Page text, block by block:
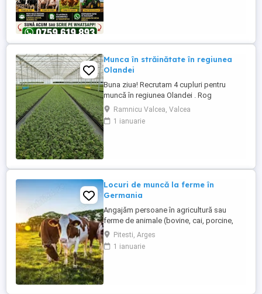
Munca în străinătate în regiunea
Olandei
Buna ziua! Recrutam 4 cupluri pentru
muncă în regiunea Olandei . Rog
seriozitate și pentru mai multe detalii va
rog contactați in Whatsap la Nr( ) .Va
mulțumesc!
Ramnicu Valcea, Valcea
1 ianuarie
Locuri de muncă la ferme în
Germania
Angajăm persoane în agricultură sau
ferme de animale (bovine, cai, porcine,
caprine, si păsari) în Germania. Salar
atractiv de la 1900 euro net lună plus ore
suplimentare plătite Cazare și asigurare
Pitesti, Arges
1 ianuarie